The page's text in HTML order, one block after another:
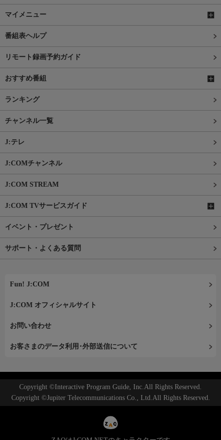
マイメニュー
番組表ヘルプ
リモート録画予約ガイド
おすすめ番組
ランキング
チャンネル一覧
J:テレ
J:COMチャンネル
J:COM STREAM
J:COM TVサービスガイド
イベント・プレゼント
サポート・よくある質問
Fun! J:COM
J:COM オフィシャルサイト
お問い合わせ
お客さまのデータ利用･外部送信について
Copyright ©Interactive Program Guide, Inc.All Rights Reserved.
Copyright ©Jupiter Telecommunications Co., Ltd.All Rights Reserved.